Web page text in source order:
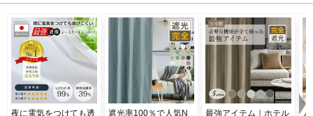
夜に電気をつけても透
遮光率100％で人気N
最強アイテム｜ホテル